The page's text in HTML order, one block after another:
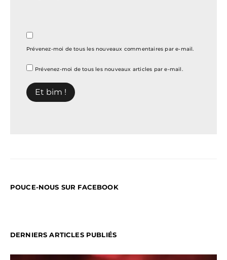
Prévenez-moi de tous les nouveaux commentaires par e-mail.
Prévenez-moi de tous les nouveaux articles par e-mail.
POUCE-NOUS SUR FACEBOOK
DERNIERS ARTICLES PUBLIÉS